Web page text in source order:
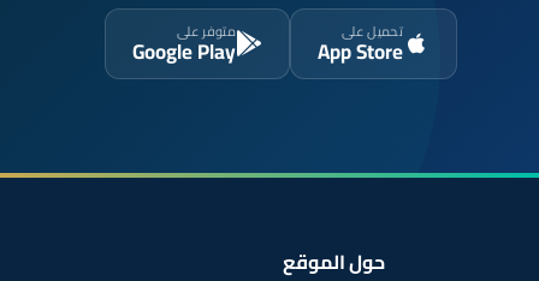
تحميل على
App Store
متوفر على
Google Play
حول الموقع